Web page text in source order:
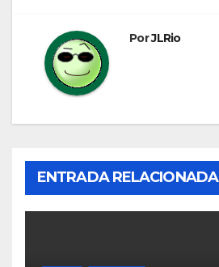
PorJLRio
ENTRADA RELACIONADA